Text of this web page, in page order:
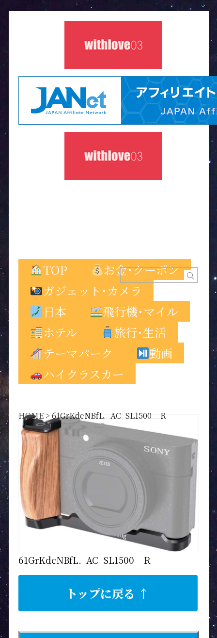
TOP
お金･クーポン
ガジェット･カメラ
日本
飛行機･マイル
ホテル
旅行･生活
テーマパーク
動画
ハイクラスカー
HOME> 61GrKdcNBfL._AC_SL1500__R
61GrKdcNBfL._AC_SL1500__R
トップに戻る ↑